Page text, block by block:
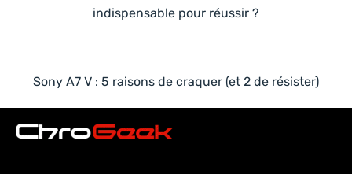
indispensable pour réussir ?
Sony A7 V : 5 raisons de craquer (et 2 de résister)